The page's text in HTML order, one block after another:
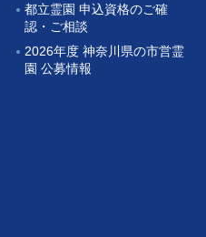
都立霊園 申込資格のご確
認・ご相談
2026年度 神奈川県の市営霊
園 公募情報